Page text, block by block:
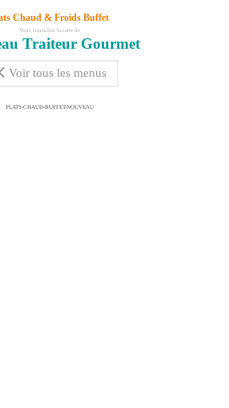
Chaud & Froids Buffet
Vous consultez la carte de
Traiteur Gourmet
Voir tous les menus
PLATS-CHAUD-BUFFET-NOUVEAU